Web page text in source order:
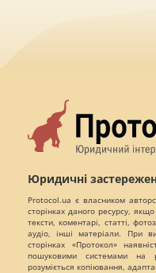
Юридичні
Protocol.ua є власником
сторінках даного ресурсу,
тексти, коментарі, статті,
аудіо, інші матеріали. При
сторінках «Протокол»
пошуковими системами на
розуміється копіювання,